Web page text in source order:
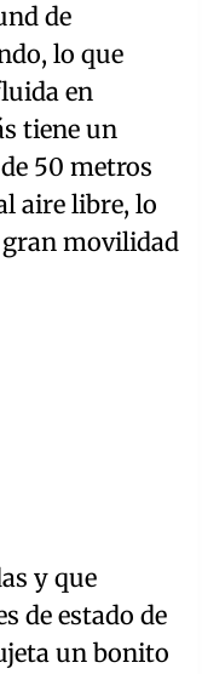
de
lo que
en
tiene un
50 metros
aire libre, lo
movilidad
y que
de estado de
un bonito